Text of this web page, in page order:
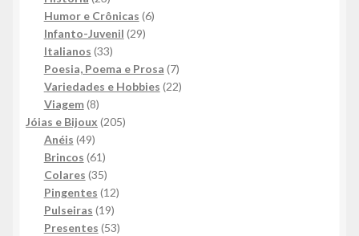
produtos
Humor e Crônicas 66
Infanto-Juvenil 2929
Italianos 3333
produtos
Poesia, Poema e Prosa 77
produtos
Variedades e Hobbies 2222
Viagem 88
produtos
Jóias e Bijoux 205205
Anéis 4949
produtos
Brincos 6161
produtos
Colares 3535
produtos
Pingentes 1212
Pulseiras 1919
produtos
Presentes 5353